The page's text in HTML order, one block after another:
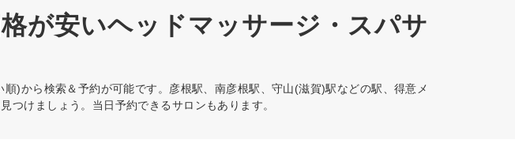
が安いヘッドマッサージ・スパサ
順)から検索＆予約が可能です。彦根駅、南彦根駅、守山(滋賀)駅などの駅、得意メ
つけましょう。当日予約できるサロンもあります。